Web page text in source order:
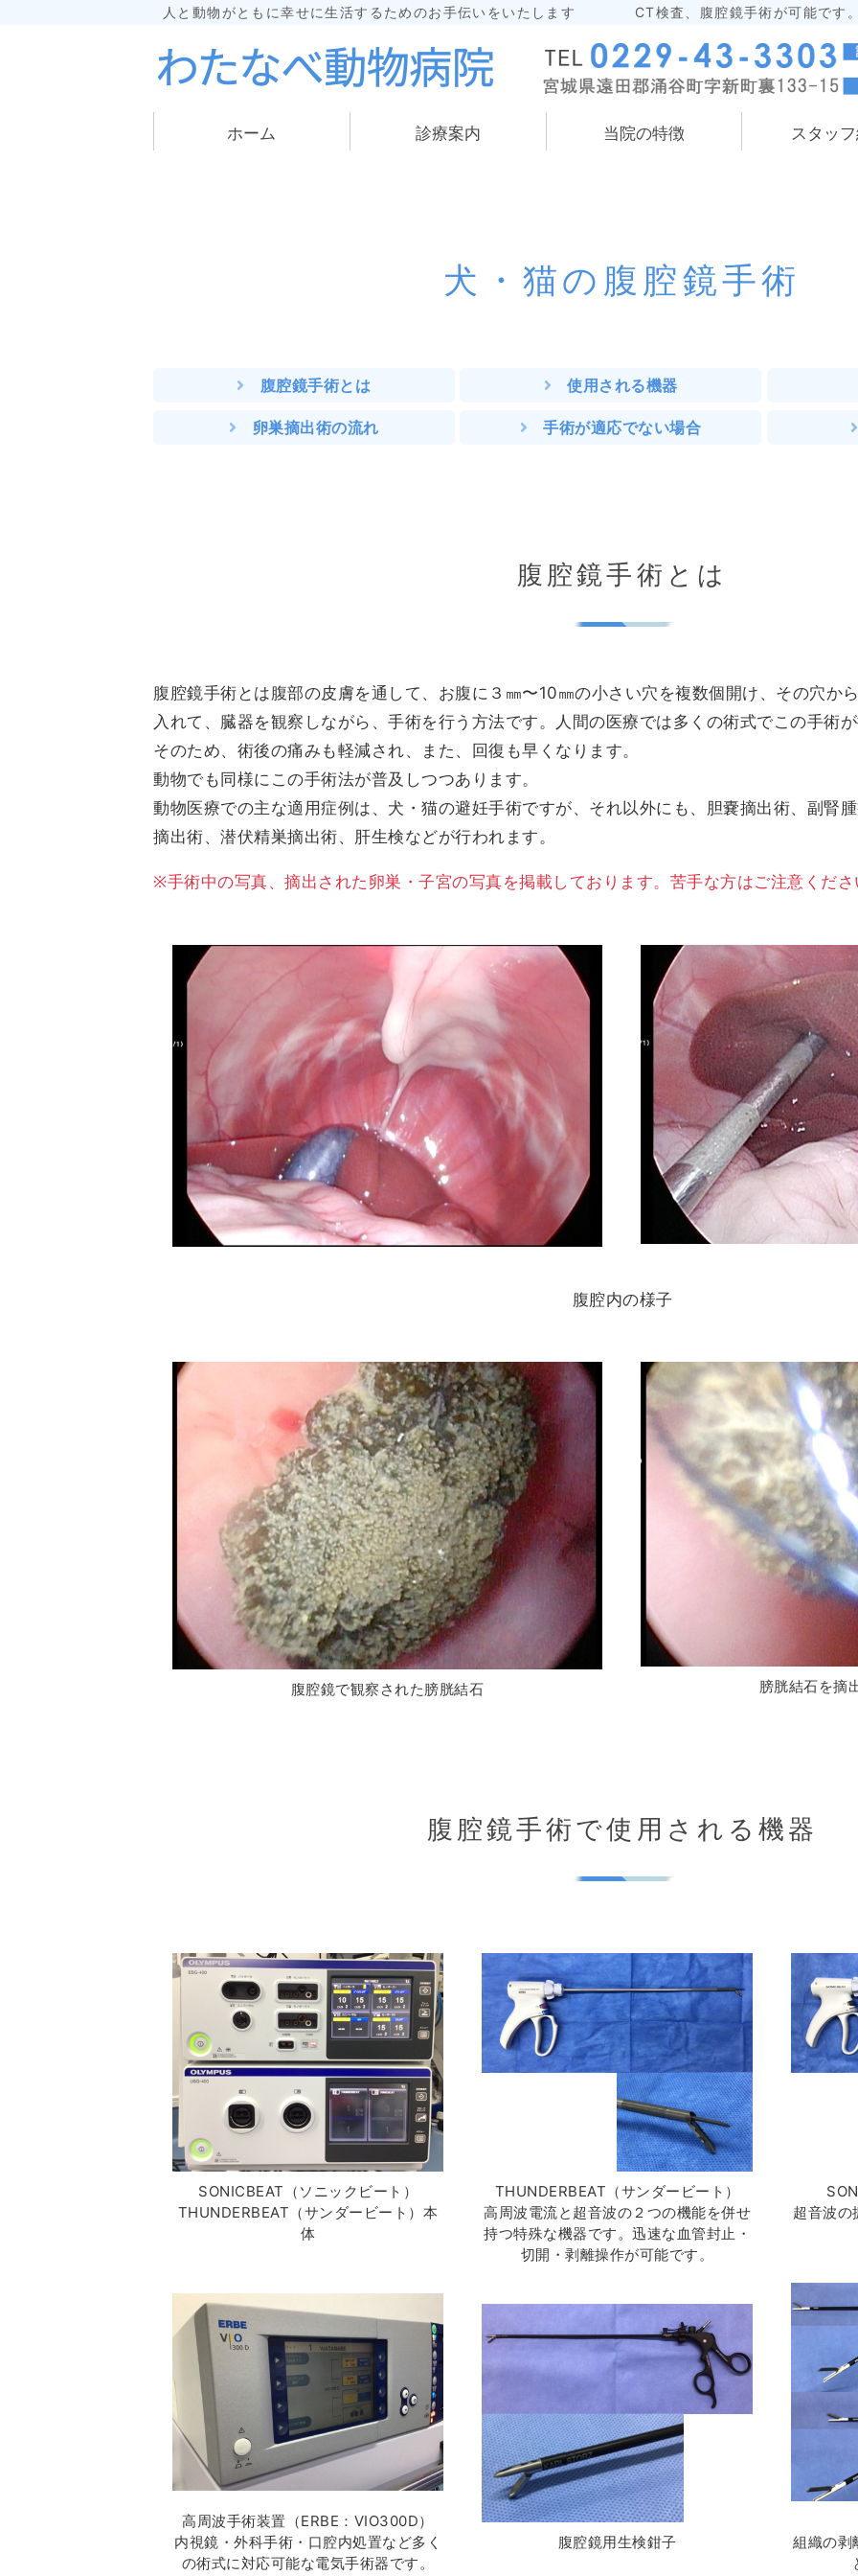
わたなべ動物病院｜宮城
人と動物がともに幸せに生活するためのお手伝いをいたします CT検査、腹腔鏡手術が可能です
ホーム 診療案内 当院の特徴 スタッ
犬・猫の腹腔鏡手術
腹腔鏡手術とは 使用される機器
卵巣摘出術の流れ 手術が適応でない場合
腹腔鏡手術とは
腹腔鏡手術とは腹部の皮膚を通して、お腹に３㎜〜10㎜の小さい穴を複数個開け、その穴か
入れて、臓器を観察しながら、手術を行う方法です。人間の医療では多くの術式でこの手術
そのため、術後の痛みも軽減され、また、回復も早くなります。
動物でも同様にこの手術法が普及しつつあります。
動物医療での主な適用症例は、犬・猫の避妊手術ですが、それ以外にも、胆嚢摘出術、副腎
摘出術、潜伏精巣摘出術、肝生検などが行われます。
手術中の写真、摘出された卵巣・子宮の写真を掲載しております。苦手な方はご注意くださ
腹腔内の様子
腹腔鏡で観察された膀胱結石 膀胱結石を摘
腹腔鏡手術で使用される機器
SONICBEAT（ソニックビート）
THUNDERBEAT（サンダービート）本
体
THUNDERBEAT（サンダービート）
高周波電流と超音波の２つの機能を併せ
持つ特殊な機器です。迅速な血管封止・
切開・剥離操作が可能です。
超音波の
高周波手術装置（ERBE：VIO300D）
内視鏡・外科手術・口腔内処置など多く
の術式に対応可能な電気手術器です。
組織の剥
腹腔鏡用生検鉗子